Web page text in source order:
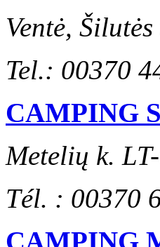
Ventė, Šilutės
Tel.: 00370
CAMPING
Metelių k.
Tél. : 00370
CAMPING